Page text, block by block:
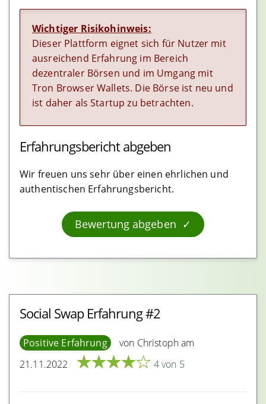
Krypto Investment
Interest Plattformen
Kostenlos und Geschenkt
Visa Karten
Eftpos Karten
Shops
Nützliche Webseiten
Defi
Wichtiger Risikohinweis:
Dieser Plattform eignet sich für Nutzer mit
ausreichend Erfahrung im Bereich
dezentraler Börsen und im Umgang mit
Tron Browser Wallets. Die Börse ist neu und
ist daher als Startup zu betrachten.
Erfahrungsbericht abgeben
Wir freuen uns sehr über einen ehrlichen und
authentischen Erfahrungsbericht.
Bewertung abgeben
Social Swap Erfahrung #2
Positive Erfahrung
von Christoph am
21.11.2022
★★★★★ 4 von 5